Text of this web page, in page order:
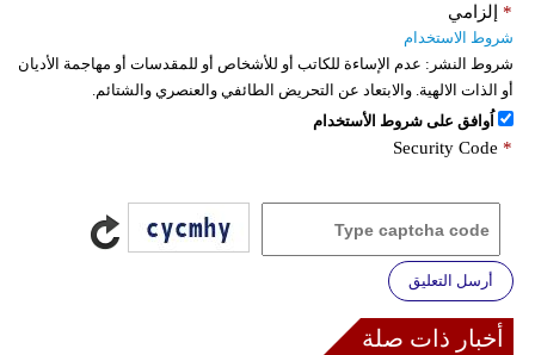
إلزامي *
شروط الاستخدام
شروط النشر: عدم الإساءة للكاتب أو للأشخاص أو للمقدسات أو مهاجمة الأديان
أو الذات الالهية. والابتعاد عن التحريض الطائفي والعنصري والشتائم.
اُوافق على شروط الأستخدام
Security Code *
أرسل التعليق
أخبار ذات صلة